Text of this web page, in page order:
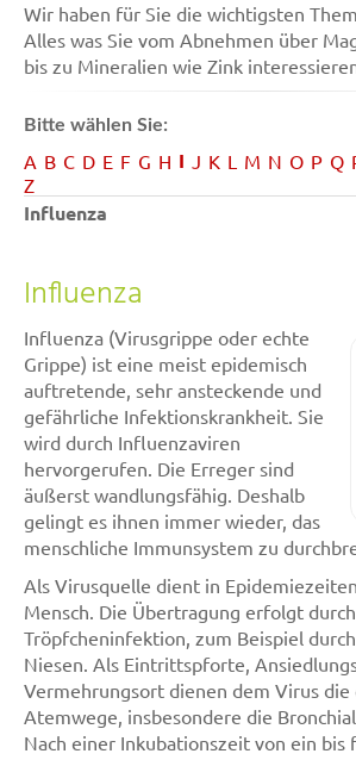
Wir haben für Sie die wichtigsten
Alles was Sie vom Abnehmen über
bis zu Mineralien wie Zink
Bitte wählen Sie:
A B C D E F G H I J K L M N O P Q
Z
Influenza
Influenza
Influenza (Virusgrippe oder echte
Grippe) ist eine meist epidemisch
auftretende, sehr ansteckende und
gefährliche Infektionskrankheit. Sie
wird durch Influenzaviren
hervorgerufen. Die Erreger sind
äußerst wandlungsfähig. Deshalb
gelingt es ihnen immer wieder, das
menschliche Immunsystem zu
Als Virusquelle dient in
Mensch. Die Übertragung erfolgt durch
Tröpfcheninfektion, zum Beispiel
Niesen. Als Eintrittspforte,
Vermehrungsort dienen dem Virus die
Atemwege, insbesondere die
Nach einer Inkubationszeit von ein bis